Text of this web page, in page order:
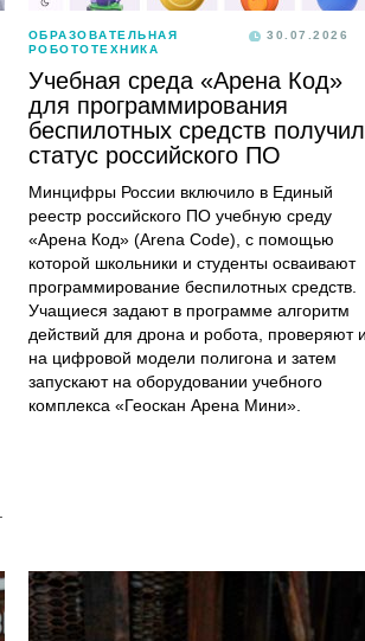
ОБРАЗОВАТЕЛЬНАЯ
РОБОТОТЕХНИКА
30.07.2026
Учебная среда «Арена Код»
для программирования
беспилотных средств
статус российского ПО
Минцифры России включило в Единый
реестр российского ПО учебную среду
«Арена Код» (Arena Code), с помощью
которой школьники и студенты осваивают
программирование беспилотных средств.
Учащиеся задают в программе алгоритм
действий для дрона и робота, проверяют
на цифровой модели полигона и затем
запускают на оборудовании учебного
комплекса «Геоскан Арена Мини».